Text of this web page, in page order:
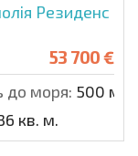
Резиденс
53 700 €
до моря: 500 м.
кв. м.